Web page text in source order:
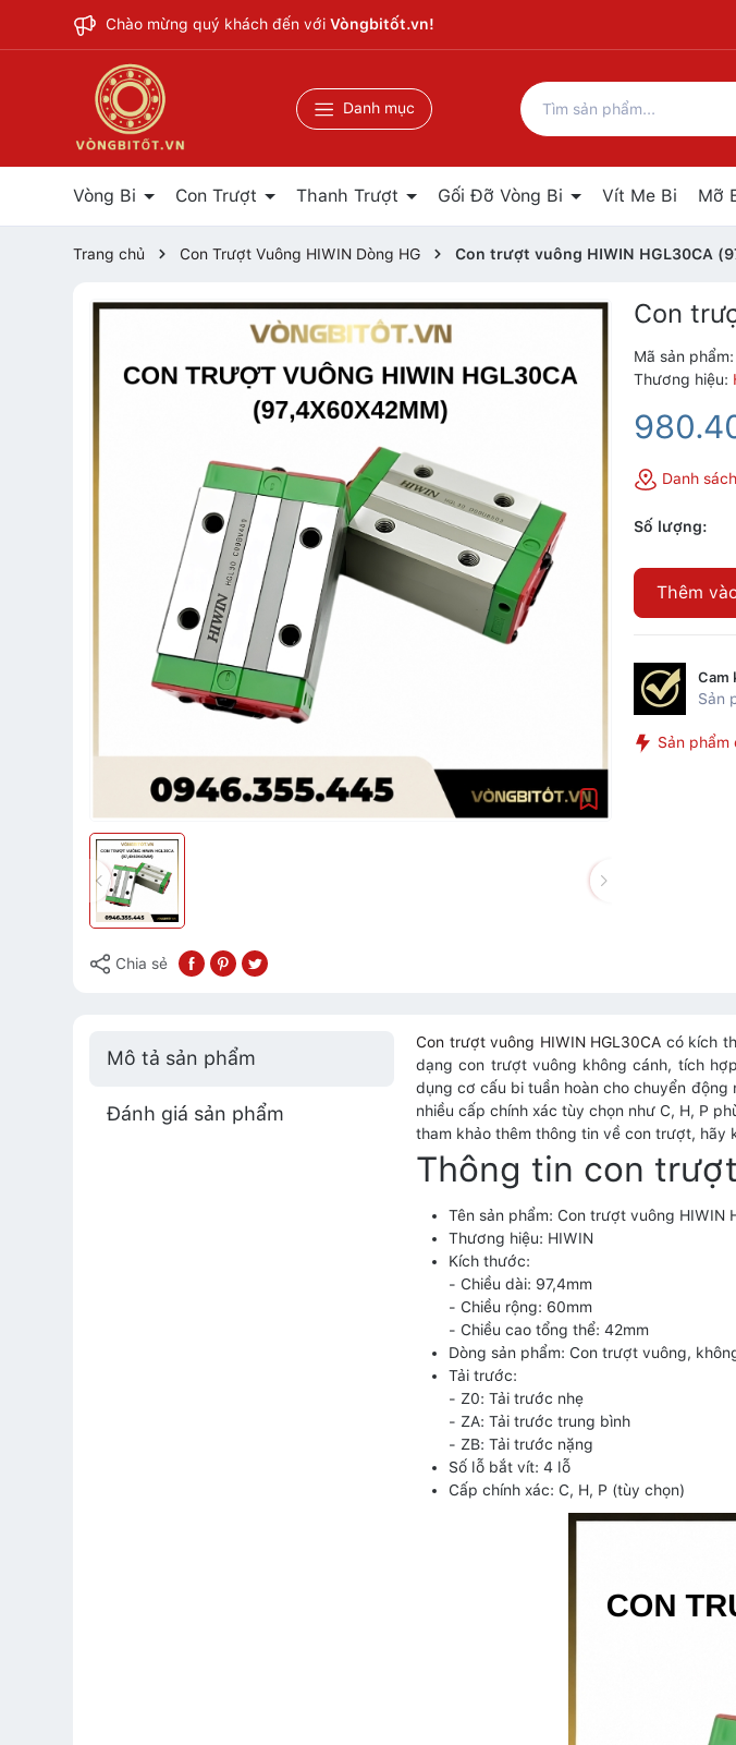
Chào mừng quý khách đến với Vòngbitốt.vn!
Danh mục
Vòng Bi Con Trượt Thanh Trượt Gối Đỡ Vòng Bi Vít Me Bi Mỡ
Trang chủ Con Trượt Vuông HIWIN Dòng HG Con trượt vuông HIWIN HGL30CA
Chia sẻ
Con
Mã sản phẩm:
Thương hiệu:
Danh
Số lượng:
Thêm
Cam
Sản
Sản
Mô tả sản phẩm
Đánh giá sản phẩm
Con trượt vuông HIWIN HGL30CA có kích
dạng con trượt vuông không cánh, tích
dụng cơ cấu bi tuần hoàn cho chuyển
nhiều cấp chính xác tùy chọn như C, H, P
tham khảo thêm thông tin về con trượt, hãy
Thông tin con
Tên sản phẩm: Con trượt vuông HIWIN
Thương hiệu: HIWIN
Kích thước:
- Chiều dài: 97,4mm
- Chiều rộng: 60mm
- Chiều cao tổng thể: 42mm
Dòng sản phẩm: Con trượt vuông,
Tải trước:
- Z0: Tải trước nhẹ
- ZA: Tải trước trung bình
- ZB: Tải trước nặng
Số lỗ bắt vít: 4 lỗ
Cấp chính xác: C, H, P (tùy chọn)